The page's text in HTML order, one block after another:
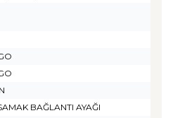
BAĞLANTI AYAĞI